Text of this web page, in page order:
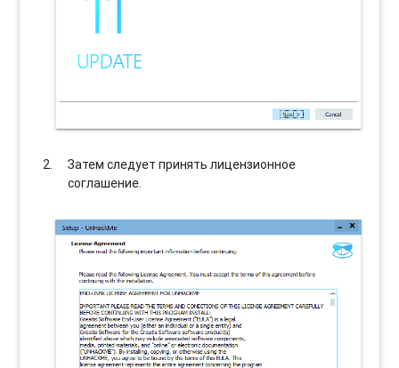
Затем следует принять лицензионное
соглашение.